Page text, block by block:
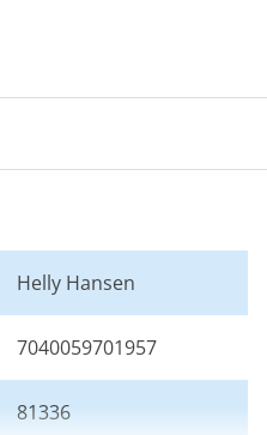
Helly Hansen
7040059701957
81336